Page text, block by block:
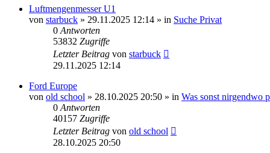
Luftmengenmesser U1
von starbuck » 29.11.2025 12:14 » in Suche Privat
0 Antworten
53832 Zugriffe
Letzter Beitrag von starbuck
29.11.2025 12:14
Ford Europe
von old school » 28.10.2025 20:50 » in Was sonst nirgendwo
0 Antworten
40157 Zugriffe
Letzter Beitrag von old school
28.10.2025 20:50